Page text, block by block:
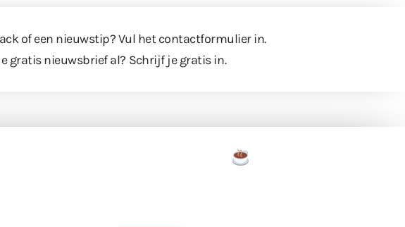
of een nieuwstip? Vul het contactformulierin.
gratis nieuwsbrief al? Schrijf je gratis in.